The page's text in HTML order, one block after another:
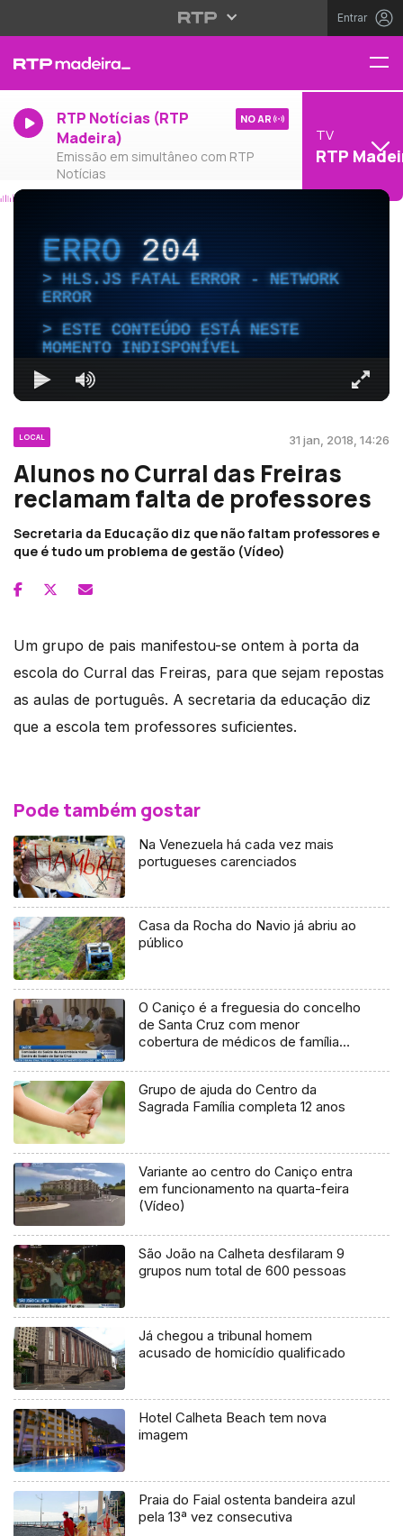
Entrar
RTP Notícias (RTP
Madeira)
Emissão em simultâneo com RTP
Notícias
NO AR
TV
RTP
ERRO204
HLS.JS FATAL ERROR - NETWORK
ERROR
ESTE CONTEÚDO ESTÁ NESTE
MOMENTO INDISPONÍVEL
LOCAL 31 jan, 2018, 14:26
Alunos no Curral das Freiras
reclamam falta de professores
Secretaria da Educação diz que não faltam professores e
que é tudo um problema de gestão (Vídeo)
Um grupo de pais manifestou-se ontem à porta da
escola do Curral das Freiras, para que sejam repostas
as aulas de português. A secretaria da educação diz
que a escola tem professores suficientes.
Pode também gostar
Na Venezuela há cada vez mais
portugueses carenciados
Casa da Rocha do Navio já abriu ao
público
O Caniço é a freguesia do concelho
de Santa Cruz com menor
cobertura de médicos de família
Grupo de ajuda do Centro da
Sagrada Família completa 12 anos
Variante ao centro do Caniço entra
em funcionamento na quarta-feira
(Vídeo)
São João na Calheta desfilaram 9
grupos num total de 600 pessoas
Já chegou a tribunal homem
acusado de homicídio qualificado
Hotel Calheta Beach tem nova
imagem
Praia do Faial ostenta bandeira azul
pela 13ª vez consecutiva